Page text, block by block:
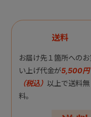
送料
お届け先１箇所へのお
い上げ代金が5,500円
（税込） 以上で送料無
料。